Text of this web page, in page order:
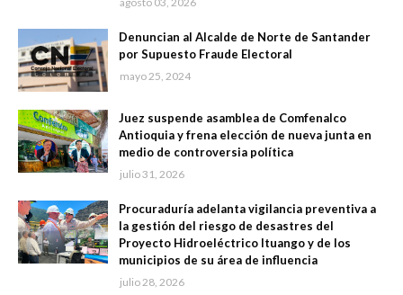
Denuncian al Alcalde de Norte de Santander
por Supuesto Fraude Electoral
mayo 25, 2024
Juez suspende asamblea de Comfenalco
Antioquia y frena elección de nueva junta en
medio de controversia política
julio 31, 2026
Procuraduría adelanta vigilancia preventiva a
la gestión del riesgo de desastres del
Proyecto Hidroeléctrico Ituango y de los
municipios de su área de influencia
julio 28, 2026